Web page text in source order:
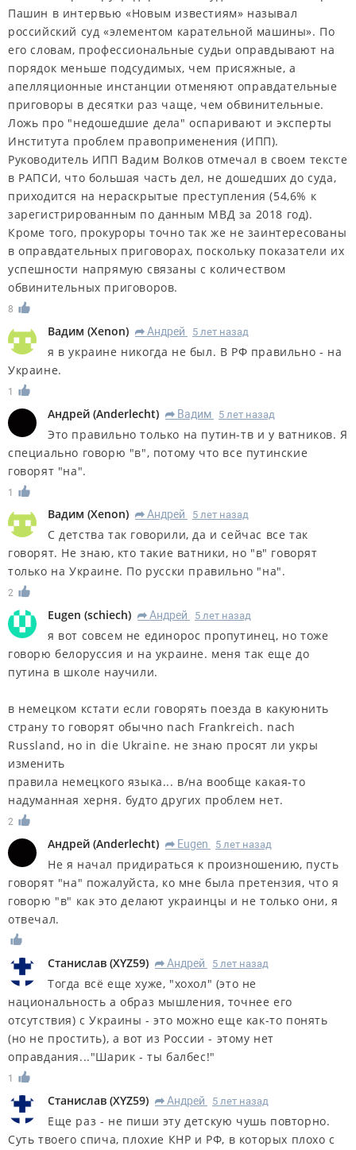
Пашин в интервью «Новым известиям» называл
российский суд «элементом карательной машины». По
его словам, профессиональные судьи оправдывают на
порядок меньше подсудимых, чем присяжные, а
апелляционные инстанции отменяют оправдательные
приговоры в десятки раз чаще, чем обвинительные.
Ложь про "недошедшие дела" оспаривают и эксперты
Института проблем правоприменения (ИПП).
Руководитель ИПП Вадим Волков отмечал в своем тексте
в РАПСИ, что большая часть дел, не дошедших до суда,
приходится на нераскрытые преступления (54,6% к
зарегистрированным по данным МВД за 2018 год).
Кроме того, прокуроры точно так же не заинтересованы
в оправдательных приговорах, поскольку показатели их
успешности напрямую связаны с количеством
обвинительных приговоров.
8
Вадим (Xenon) R Андрей 5 лет назад
я в украине никогда не был. В РФ правильно - на
Украине.
1
Андрей (Anderlecht) R Вадим 5 лет назад
Это правильно только на путин-тв и у ватников. Я
специально говорю "в", потому что все путинские
говорят "на".
1
Вадим (Xenon) R Андрей 5 лет назад
С детства так говорили, да и сейчас все так
говорят. Не знаю, кто такие ватники, но "в" говорят
только на Украине. По русски правильно "на".
2
Eugen (schiech) R Андрей 5 лет назад
я вот совсем не единорос пропутинец, но тоже
говорю белоруссия и на украине. меня так еще до
путина в школе научили.
в немецком кстати если говорять поезда в какуюнить
страну то говорят обычно nach Frankreich. nach
Russland, но in die Ukraine. не знаю просят ли укры
изменить
правила немецкого языка... в/на вообще какая-то
надуманная херня. будто других проблем нет.
2
Андрей (Anderlecht) R Eugen 5 лет назад
Не я начал придираться к произношению, пусть
говорят "на" пожалуйста, ко мне была претензия, что я
говорю "в" как это делают украинцы и не только они, я
отвечал.
Станислав (XYZ59) R Андрей 5 лет назад
Тогда всё еще хуже, "хохол" (это не
национальность а образ мышления, точнее его
отсутствия) с Украины - это можно еще как-то понять
(но не простить), а вот из России - этому нет
оправдания..."Шарик - ты балбес!"
1
Станислав (XYZ59) R Андрей 5 лет назад
Еще раз - не пиши эту детскую чушь повторно.
Суть твоего спича, плохие КНР и РФ, в которых плохо с